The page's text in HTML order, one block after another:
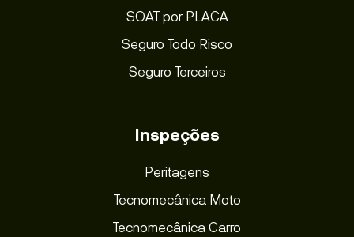
SOAT por PLACA
Seguro Todo Risco
Seguro Terceiros
Inspeções
Peritagens
Tecnomecânica Moto
Tecnomecânica Carro